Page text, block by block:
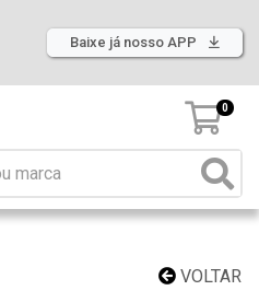
Baixe já nosso APP
0
VOLTAR